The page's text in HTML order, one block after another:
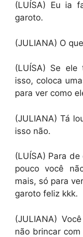
(LUÍSA) Eu ia
garoto.
(JULIANA) O
(LUÍSA) Se
isso, coloca
para ver como
(JULIANA) Tá
isso não.
(LUÍSA) Para
pouco você
mais, só para
garoto feliz kkk.
(JULIANA)
não brincar